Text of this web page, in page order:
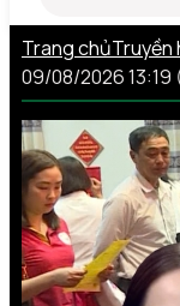
Trang chủTruyền
09/08/2026 13:19